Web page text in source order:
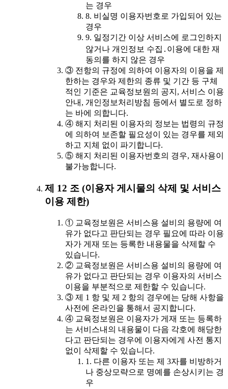
는 경우
8. 비실명 이용자번호로 가입되어 있는
경우
9. 일정기간 이상 서비스에 로그인하지
않거나 개인정보 수집․이용에 대한 재
동의를 하지 않은 경우
③ 전항의 규정에 의하여 이용자의 이용을 제
한하는 경우와 제한의 종류 및 기간 등 구체
적인 기준은 교육정보원의 공지, 서비스 이용
안내, 개인정보처리방침 등에서 별도로 정하
는 바에 의합니다.
④ 해지 처리된 이용자의 정보는 법령의 규정
에 의하여 보존할 필요성이 있는 경우를 제외
하고 지체 없이 파기합니다.
⑤ 해지 처리된 이용자번호의 경우, 재사용이
불가능합니다.
제 12 조 (이용자 게시물의 삭제 및 서비스
이용 제한)
① 교육정보원은 서비스용 설비의 용량에 여
유가 없다고 판단되는 경우 필요에 따라 이용
자가 게재 또는 등록한 내용물을 삭제할 수
있습니다.
② 교육정보원은 서비스용 설비의 용량에 여
유가 없다고 판단되는 경우 이용자의 서비스
이용을 부분적으로 제한할 수 있습니다.
③ 제 1 항 및 제 2 항의 경우에는 당해 사항을
사전에 온라인을 통해서 공지합니다.
④ 교육정보원은 이용자가 게재 또는 등록하
는 서비스내의 내용물이 다음 각호에 해당한
다고 판단되는 경우에 이용자에게 사전 통지
없이 삭제할 수 있습니다.
1. 다른 이용자 또는 제 3자를 비방하거
나 중상모략으로 명예를 손상시키는 경
우